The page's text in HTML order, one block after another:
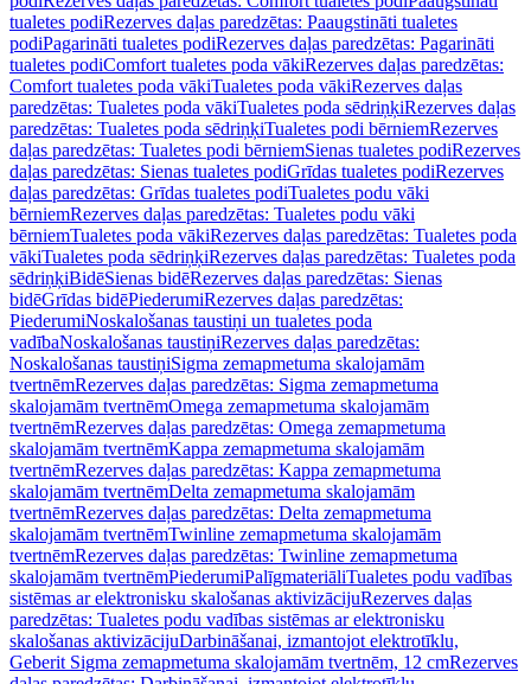
tualetes podiRezerves daļas paredzētas: Paaugstināti tualetes
podiPagarināti tualetes podiRezerves daļas paredzētas: Pagarināti
tualetes podiComfort tualetes poda vākiRezerves daļas paredzētas:
Comfort tualetes poda vākiTualetes poda vākiRezerves daļas
paredzētas: Tualetes poda vākiTualetes poda sēdriņķiRezerves daļas
paredzētas: Tualetes poda sēdriņķiTualetes podi bērniemRezerves
daļas paredzētas: Tualetes podi bērniemSienas tualetes podiRezerves
daļas paredzētas: Sienas tualetes podiGrīdas tualetes podiRezerves
daļas paredzētas: Grīdas tualetes podiTualetes podu vāki
bērniemRezerves daļas paredzētas: Tualetes podu vāki
bērniemTualetes poda vākiRezerves daļas paredzētas: Tualetes poda
vākiTualetes poda sēdriņķiRezerves daļas paredzētas: Tualetes poda
sēdriņķiBidēSienas bidēRezerves daļas paredzētas: Sienas
bidēGrīdas bidēPiederumiRezerves daļas paredzētas:
PiederumiNoskalošanas taustiņi un tualetes poda
vadībaNoskalošanas taustiņiRezerves daļas paredzētas:
Noskalošanas taustiņiSigma zemapmetuma skalojamām
tvertnēmRezerves daļas paredzētas: Sigma zemapmetuma
skalojamām tvertnēmOmega zemapmetuma skalojamām
tvertnēmRezerves daļas paredzētas: Omega zemapmetuma
skalojamām tvertnēmKappa zemapmetuma skalojamām
tvertnēmRezerves daļas paredzētas: Kappa zemapmetuma
skalojamām tvertnēmDelta zemapmetuma skalojamām
tvertnēmRezerves daļas paredzētas: Delta zemapmetuma
skalojamām tvertnēmTwinline zemapmetuma skalojamām
tvertnēmRezerves daļas paredzētas: Twinline zemapmetuma
skalojamām tvertnēmPiederumiPalīgmateriāliTualetes podu vadības
sistēmas ar elektronisku skalošanas aktivizācijuRezerves daļas
paredzētas: Tualetes podu vadības sistēmas ar elektronisku
skalošanas aktivizācijuDarbināšanai, izmantojot elektrotīklu,
Geberit Sigma zemapmetuma skalojamām tvertnēm, 12 cmRezerves